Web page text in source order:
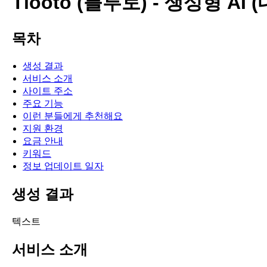
목차
생성 결과
서비스 소개
사이트 주소
주요 기능
이런 분들에게 추천해요
지원 환경
요금 안내
키워드
정보 업데이트 일자
생성 결과
텍스트
서비스 소개